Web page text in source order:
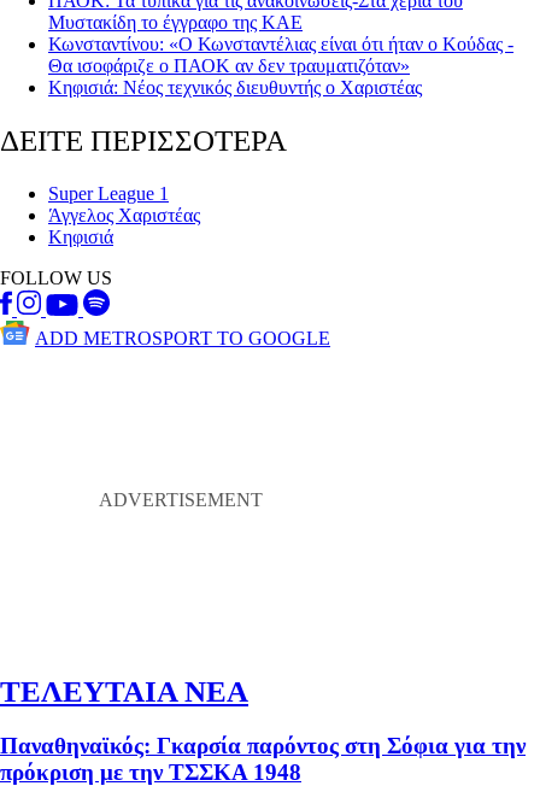
Μυστακίδη το έγγραφο της ΚΑΕ
Κωνσταντίνου: «Ο Κωνσταντέλιας είναι ότι ήταν ο Κούδας -
Θα ισοφάριζε ο ΠΑΟΚ αν δεν τραυματιζόταν»
Κηφισιά: Νέος τεχνικός διευθυντής ο Χαριστέας
ΔΕΙΤΕ ΠΕΡΙΣΣΟΤΕΡΑ
Super League 1
Άγγελος Χαριστέας
Κηφισιά
FOLLOW US
ADD METROSPORT TO GOOGLE
ΤΕΛΕΥΤΑΙΑ ΝΕΑ
Παναθηναϊκός: Γκαρσία παρόντος στη Σόφια για την
πρόκριση με την ΤΣΣΚΑ 1948